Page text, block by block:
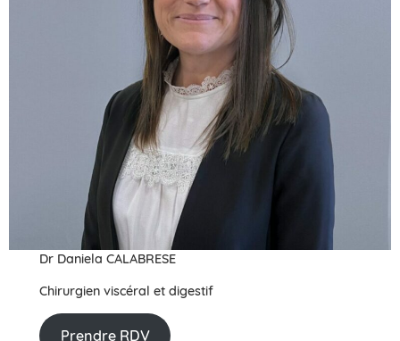
Dr Daniela CALABRESE
Chirurgien viscéral et digestif
Prendre RDV